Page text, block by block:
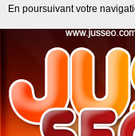
En poursuivant votre